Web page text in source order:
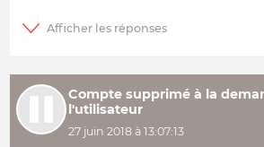
Compte supprimé à la
l'utilisateur
27 juin 2018 à 13:07:13